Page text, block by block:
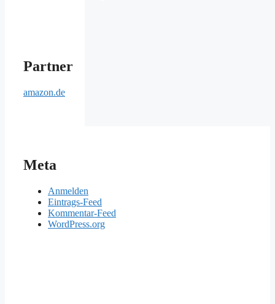
Partner
amazon.de
Meta
Anmelden
Eintrags-Feed
Kommentar-Feed
WordPress.org